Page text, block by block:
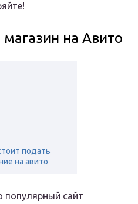
на Авито
подать
на авито
популярный сайт